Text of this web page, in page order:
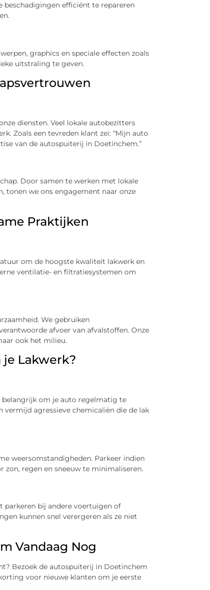
beschadigingen efficiënt te repareren
graphics en speciale effecten zoals
uitstraling te geven.
diensten. Veel lokale autobezitters
Zoals een tevreden klant zei: “Mijn auto
van de autospuiterij in Doetinchem.”
Door samen te werken met lokale
tonen we ons engagement naar onze
Praktijken
om de hoogste kwaliteit lakwerk en
ventilatie- en filtratiesystemen om
We gebruiken
afvoer van afvalstoffen. Onze
ook het milieu.
Lakwerk?
belangrijk om je auto regelmatig te
vermijd agressieve chemicaliën die de lak
weersomstandigheden. Parkeer indien
regen en sneeuw te minimaliseren.
parkeren bij andere voertuigen of
kunnen snel verergeren als ze niet
Vandaag Nog
Bezoek de autospuiterij in Doetinchem
voor nieuwe klanten om je eerste